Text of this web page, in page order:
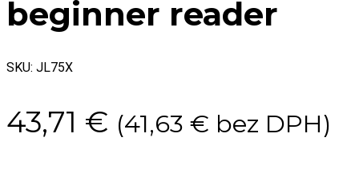
beginner reader
SKU: JL75X
43,71 € (41,63 € bez DPH)